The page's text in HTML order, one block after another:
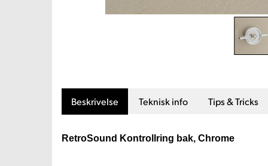
Beskrivelse Teknisk info Tips & Tricks
RetroSound Kontrollring bak, Chrome